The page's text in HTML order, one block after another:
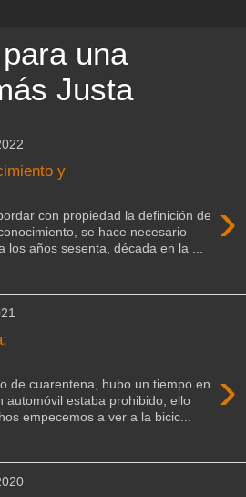
una
Justa
y
›
con propiedad la definición de
se hace necesario
los años sesenta, década en la ...
›
de cuarentena, hubo un tiempo en
automóvil estaba prohibido, ello
empecemos a ver a la bicic...